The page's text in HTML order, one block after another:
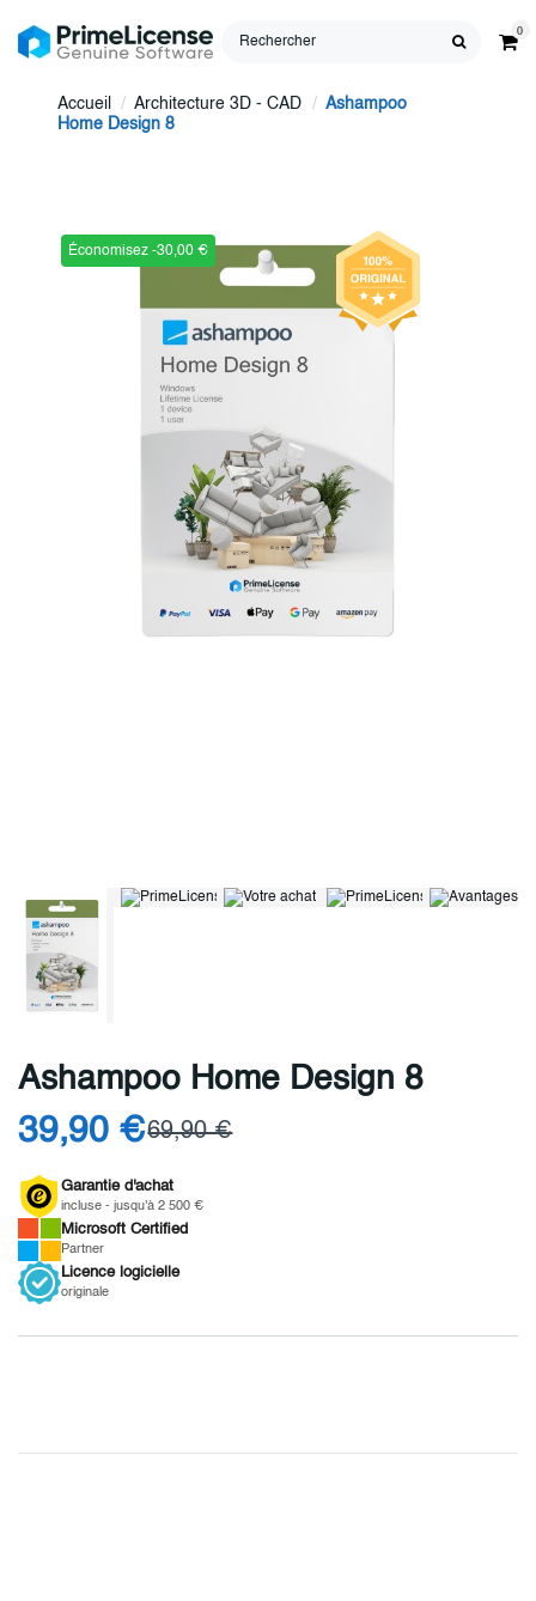
0
Accueil Architecture 3D - CAD
Ashampoo
Home Design 8
Économisez -30,00 €
Ashampoo Home Design 8
39,90 €69,90 €
Garantie d'achat
incluse - jusqu'à 2 500 €
Microsoft Certified
Partner
Licence logicielle
originale